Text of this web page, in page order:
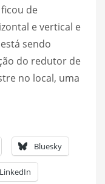
de
e vertical e
sendo
do redutor de
no local, uma
Bluesky
LinkedIn